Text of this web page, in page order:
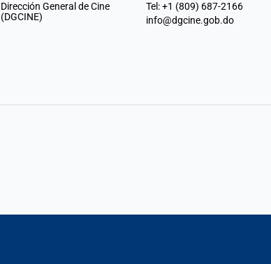
Dirección General de Cine
(DGCINE)
Tel: +1 (809) 687-2166
info@dgcine.gob.do